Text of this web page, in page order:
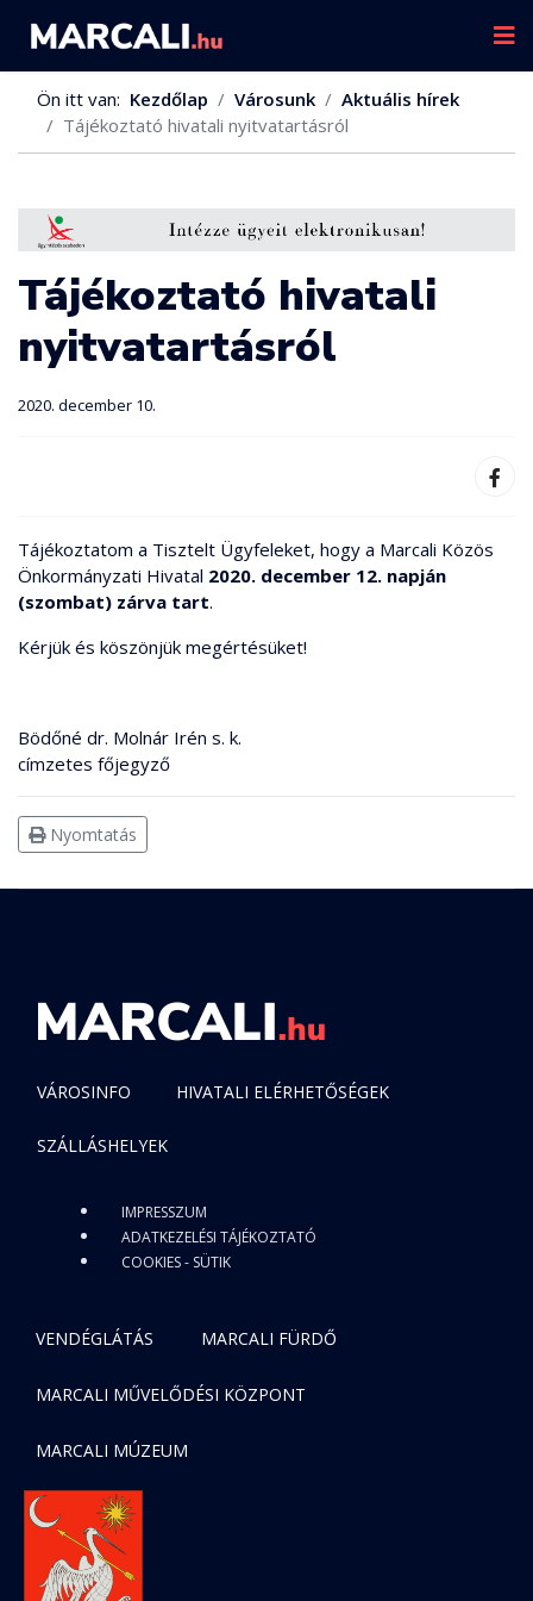
Ön itt van: Kezdőlap Városunk
Aktuális hírek
Tájékoztató hivatali nyitvatartásról
Tájékoztató hivatali
nyitvatartásról
2020. december 10.
Tájékoztatom a Tisztelt Ügyfeleket, hogy a Marcali Közös
Önkormányzati Hivatal 2020. december 12. napján
(szombat) zárva tart.
Kérjük és köszönjük megértésüket!
Bödőné dr. Molnár Irén s. k.
címzetes főjegyző
Nyomtatás
VÁROSINFO HIVATALI ELÉRHETŐSÉGEK
SZÁLLÁSHELYEK
IMPRESSZUM
ADATKEZELÉSI TÁJÉKOZTATÓ
COOKIES - SÜTIK
VENDÉGLÁTÁS MARCALI FÜRDŐ
MARCALI MŰVELŐDÉSI KÖZPONT
MARCALI MÚZEUM